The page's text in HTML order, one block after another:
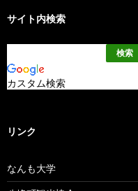
サイト内検索
カスタム検索
リンク
なんも大学